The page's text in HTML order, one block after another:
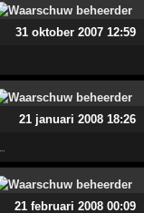
31 oktober 2007 12:59
21 januari 2008 18:26
21 februari 2008 00:09